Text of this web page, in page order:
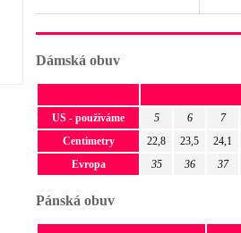
Dámská obuv
US - používáme 5 6
7
Centimetry
22,8 23,5
24,1
Evropa
35 36 37
Pánská obuv